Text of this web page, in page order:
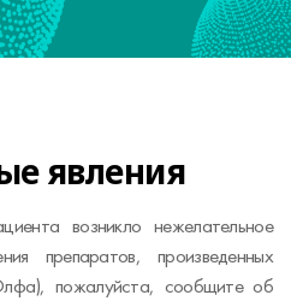
явления
возникло нежелательное
препаратов, произведенных
пожалуйста, сообщите об